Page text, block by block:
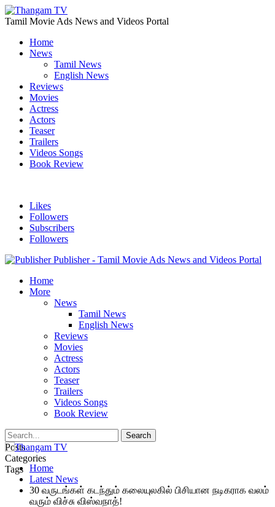
Tamil Movie Ads News and Videos Portal
Home
News
Tamil News
English News
Reviews
Movies
Actress
Actors
Teaser
Trailers
Videos Songs
Book Review
Likes
Followers
Subscribers
Followers
Publisher - Tamil Movie Ads News and Videos Portal
Home
More
News
Tamil News
English News
Reviews
Movies
Actress
Actors
Teaser
Trailers
Videos Songs
Book Review
Posts
Categories
Tags Home
Latest News
30 வருடங்கள் கடந்தும் கலையுலகில் பிசியான நடிகராக வலம்
வரும் விச்சு விஸ்வநாத்!